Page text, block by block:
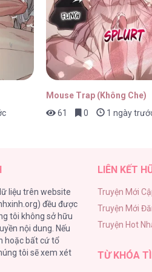
Chúng Ta Đều Là Kẻ Ngốc [...] –
Chúng Ta Đều Là Kẻ Ngốc [...] –
Mouse Trap (Không Che)
61
0 1 ngày
liệu trên website
đều được
tôi không sở hữu
nội dung. Nếu
hoặc bất cứ tổ
tôi sẽ xem xét
LIÊN KẾT
Truyện Mới
Truyện Mới
Truyện Hot
TỪ KHÓA